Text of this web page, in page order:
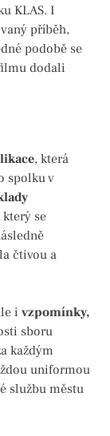
KLAS. I
příběh,
podobě se
dodali
, která
spolku v
který se
čtivou a
i vzpomínky,
sboru
každým
uniformou
službu městu